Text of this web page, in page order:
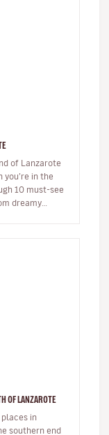
of Lanzarote
you’re in the
10 must-see
dreamy
OF LANZAROTE
in
southern end